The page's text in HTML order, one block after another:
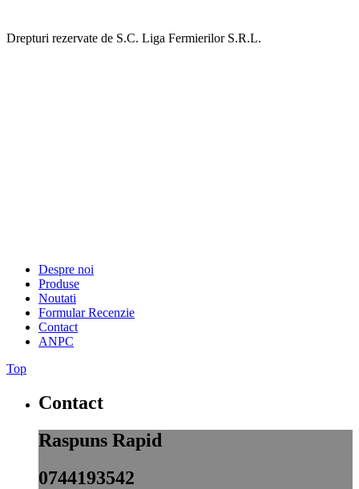
Drepturi rezervate de S.C. Liga Fermierilor S.R.L.
Despre noi
Produse
Noutati
Formular Recenzie
Contact
ANPC
Top
Contact
Raspuns Rapid
0744193542